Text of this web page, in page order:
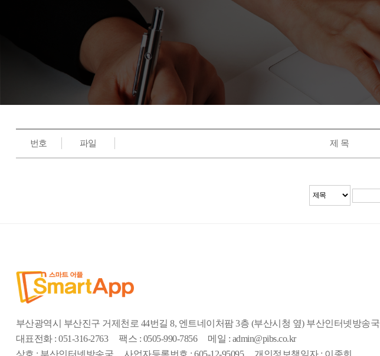
번호 파일 제 목
부산광역시 부산진구 거제천로 44번길 8, 엔트네이처팜 3층 (부산시청 옆) 부산인터넷방송국
대표전화 : 051-316-2763
팩스 : 0505-990-7856
메일 : admin@pibs.co.kr